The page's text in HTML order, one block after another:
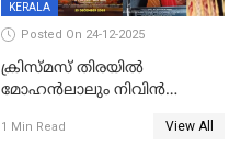
KERALA
Posted On 24-12-2025
ക്രിസ്മസ് തിരയിൽ
മോഹൻലാലും നിവിൻ
ഷെയ്‌നും; 200 കോടി
1 Min Read View All